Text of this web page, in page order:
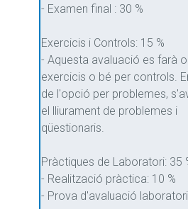
- Examen final : 30 %
Exercicis i Controls: 15 %
- Aquesta avaluació es farà
exercicis o bé per controls.
de l'opció per problemes,
el lliurament de problemes i
qüestionaris.
Pràctiques de Laboratori: 35
- Realització pràctica: 10 %
- Prova d'avaluació